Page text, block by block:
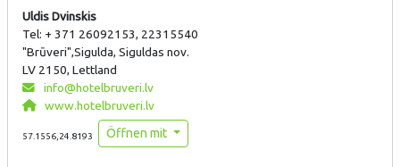
Uldis Dvinskis
Tel: + 371 26092153, 22315540
"Brūveri",Sigulda, Siguldas nov.
LV 2150, Lettland
info@hotelbruveri.lv
www.hotelbruveri.lv
57.1556,24.8193 Öffnen mit